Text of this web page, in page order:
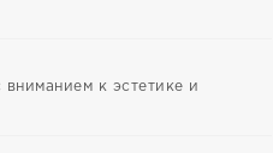
к эстетике и